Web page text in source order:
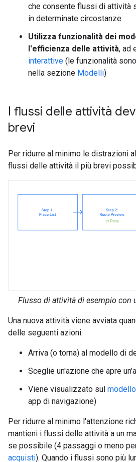
che consente flussi di attività
in determinate circostanze
Utilizza funzionalità dei
l'efficienza delle attività, ad
interattive (le funzionalità
nella sezione Modelli)
I flussi delle attività
brevi
Per ridurre al minimo le distrazioni
flussi delle attività il più brevi
Flusso di attività di esempio con
Una nuova attività viene avviata
delle seguenti azioni:
Arriva (o torna) al modello di
Sceglie un'azione che apre
Viene visualizzato sul
app di navigazione)
Per ridurre al minimo l'attenzione
mantieni i flussi delle attività a un
se possibile (4 passaggi o meno
acquisti). Quando i flussi sono più